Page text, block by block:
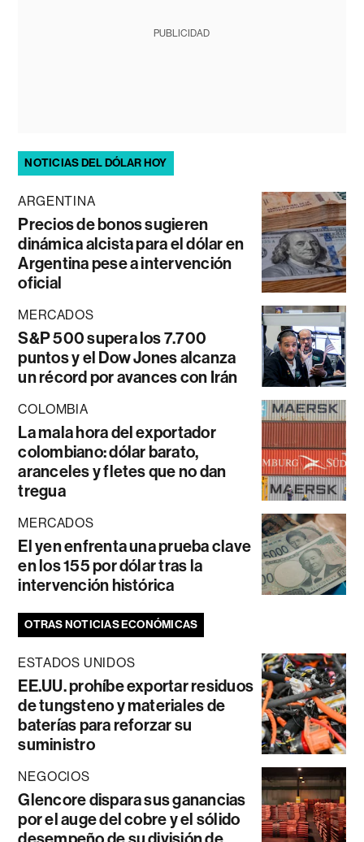
PUBLICIDAD
NOTICIAS DEL DÓLAR HOY
ARGENTINA
Precios de bonos sugieren
dinámica alcista para el dólar en
Argentina pese a intervención
oficial
MERCADOS
S&P 500 supera los 7.700
puntos y el Dow Jones alcanza
un récord por avances con Irán
COLOMBIA
La mala hora del exportador
colombiano: dólar barato,
aranceles y fletes que no dan
tregua
MERCADOS
El yen enfrenta una prueba clave
en los 155 por dólar tras la
intervención histórica
OTRAS NOTICIAS ECONÓMICAS
ESTADOS UNIDOS
EE.UU. prohíbe exportar residuos
de tungsteno y materiales de
baterías para reforzar su
suministro
NEGOCIOS
Glencore dispara sus ganancias
por el auge del cobre y el sólido